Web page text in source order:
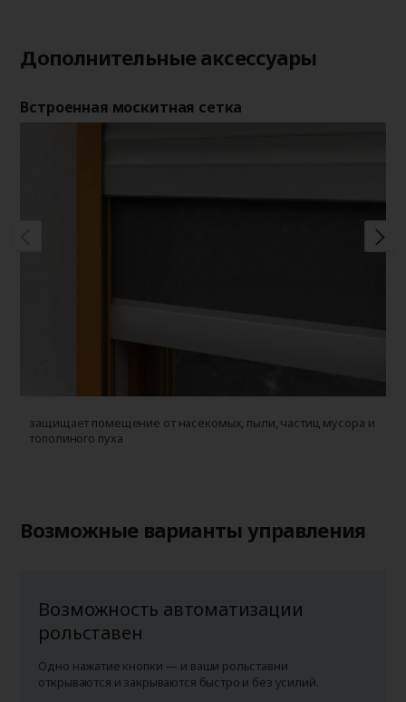
Дополнительные аксессуары
Встроенная москитная сетка
защищает помещение от насекомых, пыли, частиц мусора и
тополиного пуха
Возможные варианты управления
Возможность автоматизации
рольставен
Одно нажатие кнопки — и ваши рольставни
открываются и закрываются быстро и без усилий.